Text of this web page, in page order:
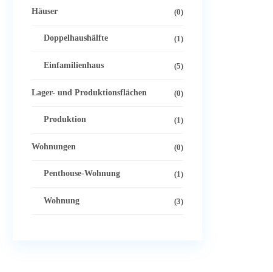
Häuser (0)
Doppelhaushälfte (1)
Einfamilienhaus (5)
Lager- und Produktionsflächen (0)
Produktion (1)
Wohnungen (0)
Penthouse-Wohnung (1)
Wohnung (3)